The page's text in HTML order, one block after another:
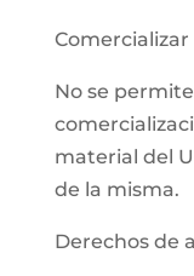
Comercializar
No se
material del
de la misma.
Derechos de